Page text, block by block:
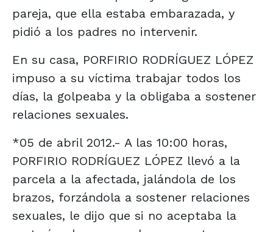
pareja, que ella estaba embarazada, y
pidió a los padres no intervenir.
En su casa, PORFIRIO RODRÍGUEZ LÓPEZ
impuso a su víctima trabajar todos los
días, la golpeaba y la obligaba a sostener
relaciones sexuales.
*05 de abril 2012.- A las 10:00 horas,
PORFIRIO RODRÍGUEZ LÓPEZ llevó a la
parcela a la afectada, jalándola de los
brazos, forzándola a sostener relaciones
sexuales, le dijo que si no aceptaba la